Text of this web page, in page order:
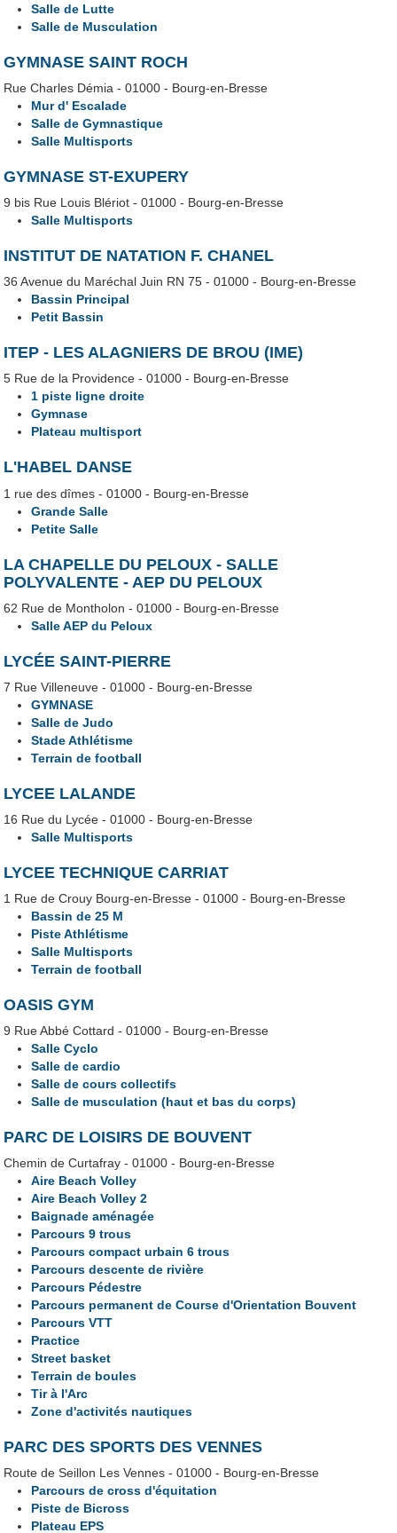
Salle de Lutte
Salle de Musculation
GYMNASE SAINT ROCH
Rue Charles Démia - 01000 - Bourg-en-Bresse
Mur d' Escalade
Salle de Gymnastique
Salle Multisports
GYMNASE ST-EXUPERY
9 bis Rue Louis Blériot - 01000 - Bourg-en-Bresse
Salle Multisports
INSTITUT DE NATATION F. CHANEL
36 Avenue du Maréchal Juin RN 75 - 01000 - Bourg-en-Bresse
Bassin Principal
Petit Bassin
ITEP - LES ALAGNIERS DE BROU (IME)
5 Rue de la Providence - 01000 - Bourg-en-Bresse
1 piste ligne droite
Gymnase
Plateau multisport
L'HABEL DANSE
1 rue des dîmes - 01000 - Bourg-en-Bresse
Grande Salle
Petite Salle
LA CHAPELLE DU PELOUX - SALLE
POLYVALENTE - AEP DU PELOUX
62 Rue de Montholon - 01000 - Bourg-en-Bresse
Salle AEP du Peloux
LYCÉE SAINT-PIERRE
7 Rue Villeneuve - 01000 - Bourg-en-Bresse
GYMNASE
Salle de Judo
Stade Athlétisme
Terrain de football
LYCEE LALANDE
16 Rue du Lycée - 01000 - Bourg-en-Bresse
Salle Multisports
LYCEE TECHNIQUE CARRIAT
1 Rue de Crouy Bourg-en-Bresse - 01000 - Bourg-en-Bresse
Bassin de 25 M
Piste Athlétisme
Salle Multisports
Terrain de football
OASIS GYM
9 Rue Abbé Cottard - 01000 - Bourg-en-Bresse
Salle Cyclo
Salle de cardio
Salle de cours collectifs
Salle de musculation (haut et bas du corps)
PARC DE LOISIRS DE BOUVENT
Chemin de Curtafray - 01000 - Bourg-en-Bresse
Aire Beach Volley
Aire Beach Volley 2
Baignade aménagée
Parcours 9 trous
Parcours compact urbain 6 trous
Parcours descente de rivière
Parcours Pédestre
Parcours permanent de Course d'Orientation Bouvent
Parcours VTT
Practice
Street basket
Terrain de boules
Tir à l'Arc
Zone d'activités nautiques
PARC DES SPORTS DES VENNES
Route de Seillon Les Vennes - 01000 - Bourg-en-Bresse
Parcours de cross d'équitation
Piste de Bicross
Plateau EPS